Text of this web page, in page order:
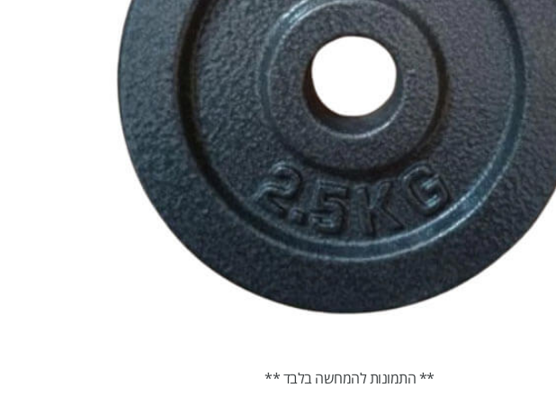
** התמונות להמחשה בלבד **